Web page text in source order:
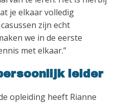
je elkaar volledig
zijn echt
we in de eerste
met elkaar.”
leider
opleiding heeft Rianne